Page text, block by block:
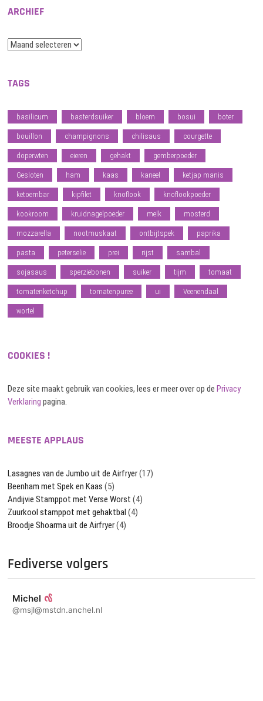
ARCHIEF
Archief
TAGS
basilicum basterdsuiker bloem bosui boter
bouillon champignons chilisaus courgette
doperwten eieren gehakt gemberpoeder
Gesloten ham kaas kaneel ketjap manis
ketoembar kipfilet knoflook knoflookpoeder
kookroom kruidnagelpoeder melk mosterd
mozzarella nootmuskaat ontbijtspek paprika
pasta peterselie prei rijst sambal
sojasaus sperziebonen suiker tijm tomaat
tomatenketchup tomatenpuree ui Veenendaal
wortel
COOKIES !
Deze site maakt gebruik van cookies, lees er meer over op dePrivacy
Verklaring pagina.
MEESTE APPLAUS
Lasagnes van de Jumbo uit de Airfryer(17)
Beenham met Spek en Kaas (5)
Andijvie Stamppot met Verse Worst (4)
Zuurkool stamppot met gehaktbal (4)
Broodje Shoarma uit de Airfryer(4)
Fediverse volgers
Michel
@msjl@mstdn.anchel.nl